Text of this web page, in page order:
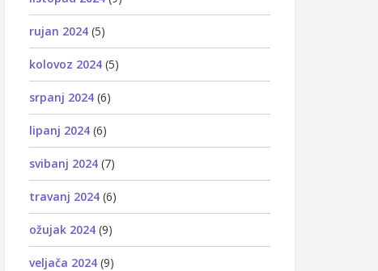
rujan 2024 (5)
kolovoz 2024 (5)
srpanj 2024 (6)
lipanj 2024 (6)
svibanj 2024 (7)
travanj 2024 (6)
ožujak 2024 (9)
veljača 2024 (9)